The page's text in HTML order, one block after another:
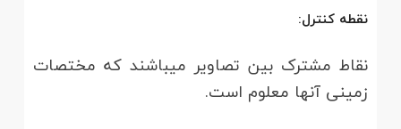
نقطه کنترل:
نقاط مشترک بین تصاویر می­باشند که مختصات
زمینی آن­ها معلوم است.